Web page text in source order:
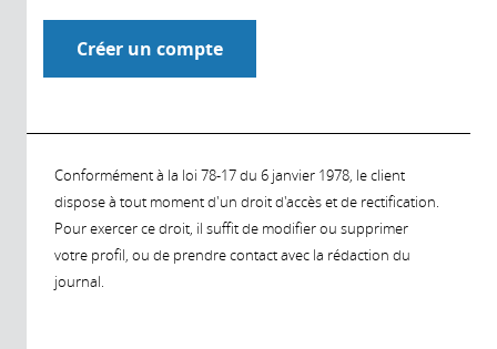
Conformément à la loi 78-17 du 6 janvier 1978, le client
dispose à tout moment d'un droit d'accès et de rectification.
Pour exercer ce droit, il suffit de modifier ou supprimer
votre profil, ou de prendre contact avec la rédaction du
journal.